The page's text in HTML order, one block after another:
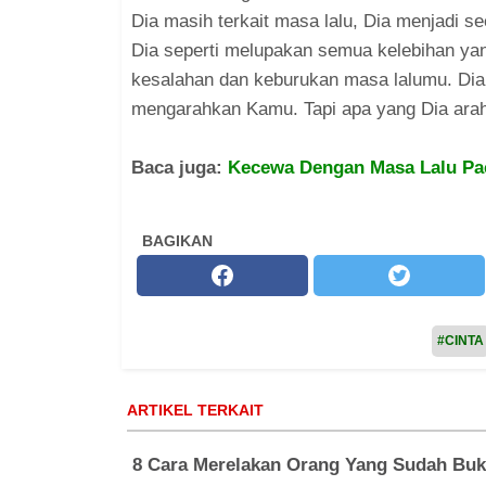
Dia masih terkait masa lalu, Dia menjadi
Dia seperti melupakan semua kelebihan
kesalahan dan keburukan masa lalumu.
mengarahkan Kamu. Tapi apa yang Dia
Baca juga: Kecewa Dengan Masa Lalu
BAGIKAN
#CINTA
ARTIKEL TERKAIT
8 Cara Merelakan Orang Yang Sudah